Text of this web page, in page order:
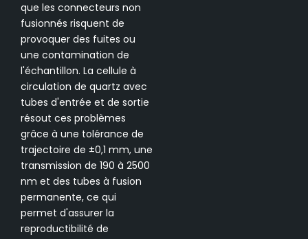
que les connecteurs non
fusionnés risquent de
provoquer des fuites ou
une contamination de
l'échantillon. La cellule à
circulation de quartz avec
tubes d'entrée et de sortie
résout ces problèmes
grâce à une tolérance de
trajectoire de ±0,1 mm, une
transmission de 190 à 2500
nm et des tubes à fusion
permanente, ce qui
permet d'assurer la
reproductibilité de